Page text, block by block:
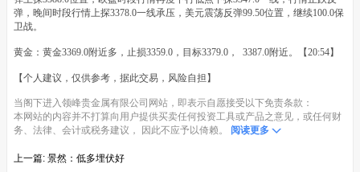
弹，晚间时段行情上探3378.0一线承压，美元震荡反弹99.50位置，继续100.0保
卫战。
黄金：黄金3369.0附近多，止损3359.0，目标3379.0， 3387.0附近。【20:54】
【个人建议，仅供参考，据此交易，风险自担】
当阁下进入领峰贵金属有限公司网站，即表示自愿接受以下免责条款：
本网站的内容并不打算向用户提供买卖任何投资工具或产品之意见，或任何财
务、法律、会计或税务建议， 因此不应予以倚赖。
阅读更多
上一篇: 景然：低多埋伏好